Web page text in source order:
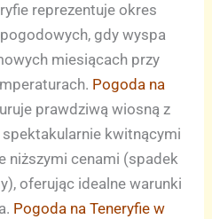
reprezentuje okres
gdy wyspa
miesiącach przy
Pogoda na
prawdziwą wiosną z
kwitnącymi
niższymi cenami (spadek
oferując idealne warunki
Pogoda na Teneryfie w